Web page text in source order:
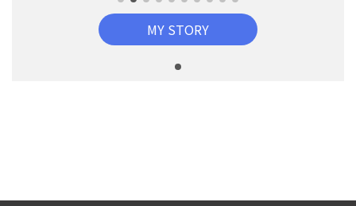
MY STORY